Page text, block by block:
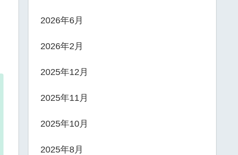
2026年6月
2026年2月
2025年12月
2025年11月
2025年10月
2025年8月